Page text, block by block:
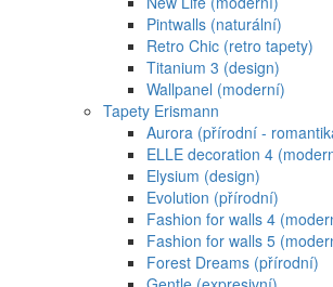
Pintwalls (naturální)
Retro Chic (retro tapety)
Titanium 3 (design)
Wallpanel (moderní)
Tapety Erismann
Aurora (přírodní -
ELLE decoration 4
Elysium (design)
Evolution (přírodní)
Fashion for walls 4
Fashion for walls 5
Forest Dreams (přírodní)